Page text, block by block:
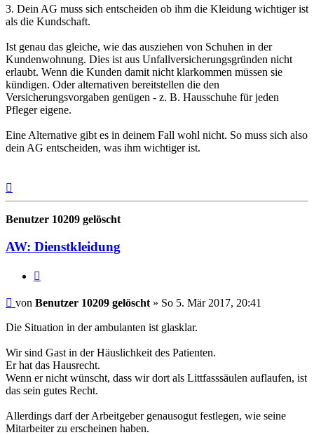
3. Dein AG muss sich entscheiden ob ihm die Kleidung wichtiger ist
als die Kundschaft.
Ist genau das gleiche, wie das ausziehen von Schuhen in der
Kundenwohnung. Dies ist aus Unfallversicherungsgründen nicht
erlaubt. Wenn die Kunden damit nicht klarkommen müssen sie
kündigen. Oder alternativen bereitstellen die den
Versicherungsvorgaben genügen - z. B. Hausschuhe für jeden
Pfleger eigene.
Eine Alternative gibt es in deinem Fall wohl nicht. So muss sich also
dein AG entscheiden, was ihm wichtiger ist.
Benutzer 10209 gelöscht
AW: Dienstkleidung
Beitrag
von Benutzer 10209 gelöscht » So 5. Mär 2017, 20:41
Die Situation in der ambulanten ist glasklar.
Wir sind Gast in der Häuslichkeit des Patienten.
Er hat das Hausrecht.
Wenn er nicht wünscht, dass wir dort als Littfasssäulen auflaufen, ist
das sein gutes Recht.
Allerdings darf der Arbeitgeber genausogut festlegen, wie seine
Mitarbeiter zu erscheinen haben.